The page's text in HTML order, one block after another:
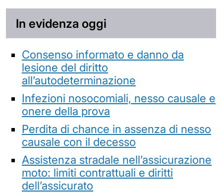
In evidenza oggi
Consenso informato e danno da
lesione del diritto
all’autodeterminazione
Infezioni nosocomiali, nesso causale e
onere della prova
Perdita di chance in assenza di nesso
causale con il decesso
Assistenza stradale nell’assicurazione
moto: limiti contrattuali e diritti
dell’assicurato